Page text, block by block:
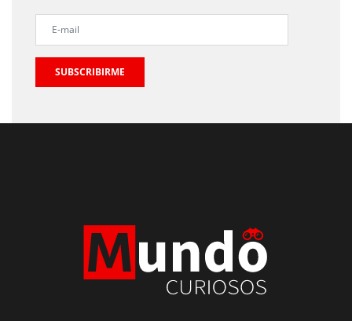
SUBSCRIBIRME